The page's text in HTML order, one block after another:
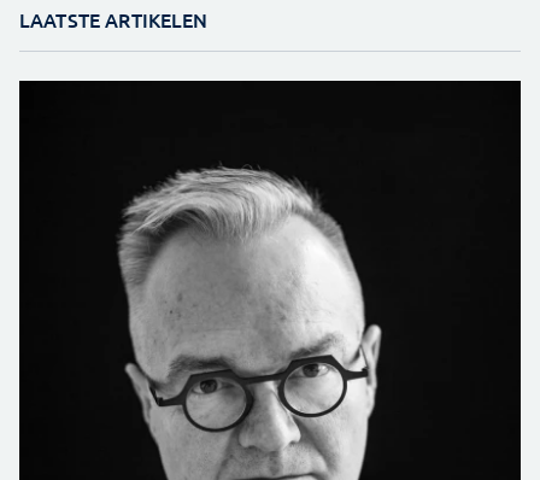
LAATSTE ARTIKELEN